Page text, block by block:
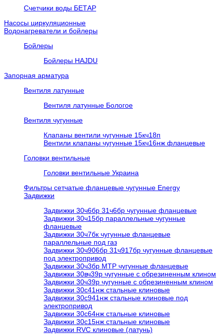
Счетчики воды БЕТАР
Насосы циркуляционные
Водонагреватели и бойлеры
Бойлеры
Бойлеры HAJDU
Запорная арматура
Вентиля латунные
Вентиля латунные Бологое
Вентиля чугунные
Клапаны вентили чугунные 15кч18п
Вентили клапаны чугунные 15кч16нж фланцевые
Головки вентильные
Головки вентильные Украина
Фильтры сетчатые фланцевые чугунные Energy
Задвижки
Задвижки 30ч6бр 31ч6бр чугунные фланцевые
Задвижки 30ч15бр параллельные чугунные
фланцевые
Задвижки 30ч7бк чугунные фланцевые
параллельные под газ
Задвижки 30ч906бр 31ч917бр чугунные фланцевые
под электропривод
Задвижки 30ч3бр МТР чугунные фланцевые
Задвижки 30вч39р чугунные с обрезиненным клином
Задвижки 30ч39р чугунные с обрезиненным клином
Задвижки 30с41нж стальные клиновые
Задвижки 30с941нж стальные клиновые под
электропривод
Задвижки 30с64нж стальные клиновые
Задвижки 30с15нж стальные клиновые
Задвижки RVC клиновые (латунь)